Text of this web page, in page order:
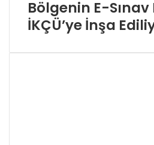
Bölgenin E-Sınav
İKÇÜ’ye İnşa